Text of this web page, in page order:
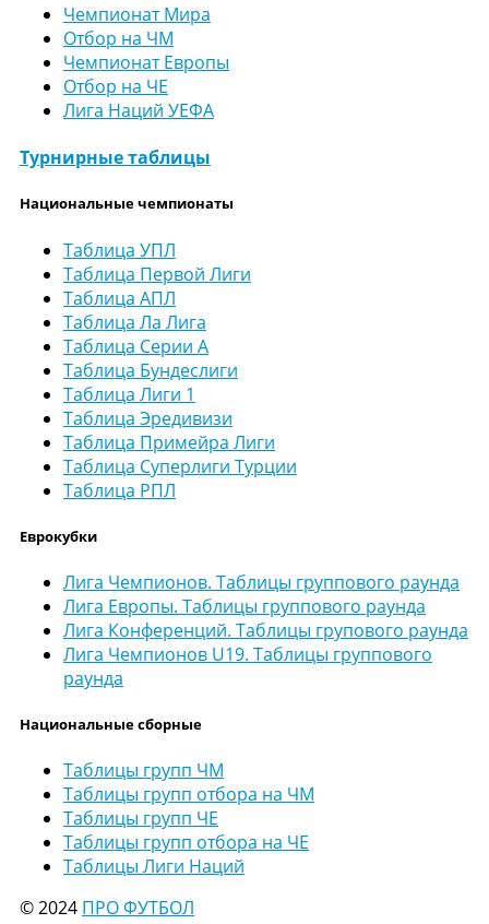
Чемпионат Мира
Отбор на ЧМ
Чемпионат Европы
Отбор на ЧЕ
Лига Наций УЕФА
Турнирные таблицы
Национальные чемпионаты
Таблица УПЛ
Таблица Первой Лиги
Таблица АПЛ
Таблица Ла Лига
Таблица Серии А
Таблица Бундеслиги
Таблица Лиги 1
Таблица Эредивизи
Таблица Примейра Лиги
Таблица Суперлиги Турции
Таблица РПЛ
Еврокубки
Лига Чемпионов. Таблицы группового раунда
Лига Европы. Таблицы группового раунда
Лига Конференций. Таблицы групового раунда
Лига Чемпионов U19. Таблицы группового
раунда
Национальные сборные
Таблицы групп ЧМ
Таблицы групп отбора на ЧМ
Таблицы групп ЧЕ
Таблицы групп отбора на ЧЕ
Таблицы Лиги Наций
© 2024 ПРО ФУТБОЛ